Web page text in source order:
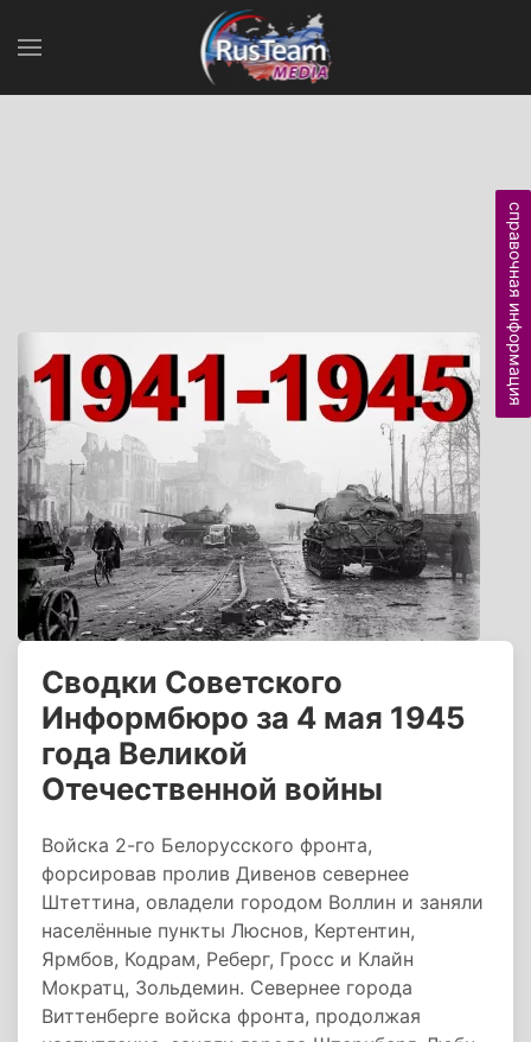
Сводки Советского
Информбюро за 4 мая 1945
года Великой
Отечественной войны
Войска 2-го Белорусского фронта,
форсировав пролив Дивенов севернее
Штеттина, овладели городом Воллин и заняли
населённые пункты Люснов, Кертентин,
Ярмбов, Кодрам, Реберг, Гросс и Клайн
Мократц, Зольдемин. Севернее города
Виттенберге войска фронта, продолжая
справочная информация